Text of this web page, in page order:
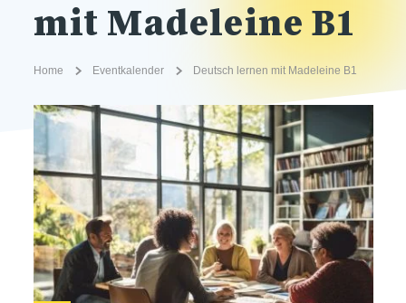
mit Madeleine B1
Home Eventkalender Deutsch lernen mit Madeleine B1